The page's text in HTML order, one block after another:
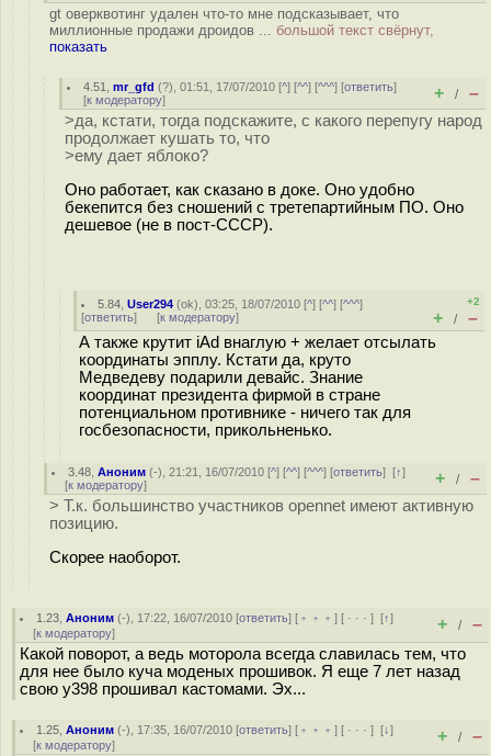
gt оверквотинг удален что-то мне подсказывает, что
миллионные продажи дроидов ... большой текст свёрнут,
показать
4.51 ,mr_gfd (?), 01:51, 17/07/2010 [^] [^^] [^^^] [ответить]
[к модератору] + / –
>да, кстати, тогда подскажите, с какого перепугу народ
продолжает кушать то, что
>ему дает яблоко?
Оно работает, как сказано в доке. Оно удобно
бекепится без сношений с третепартийным ПО. Оно
дешевое (не в пост-СССР).
5.84 ,User294 (ok), 03:25, 18/07/2010 [^] [^^] [^^^]
[ответить] [к модератору]
+2
+ / –
А также крутит iAd внаглую + желает отсылать
координаты эпплу. Кстати да, круто
Медведеву подарили девайс. Знание
координат президента фирмой в стране
потенциальном противнике - ничего так для
госбезопасности, прикольненько.
3.48 ,Аноним (-), 21:21, 16/07/2010 [^] [^^] [^^^] [ответить][↑]
[к модератору] + / –
> Т.к. большинство участников opennet имеют активную
позицию.
Скорее наоборот.
1.23 ,Аноним (-), 17:22, 16/07/2010 [ответить] [ ﹢﹢﹢] [ · · ·][↑]
[к модератору] + / –
Какой поворот, а ведь моторола всегда славилась тем, что
для нее было куча моденых прошивок. Я еще 7 лет назад
свою у398 прошивал кастомами. Эх...
1.25 ,Аноним (-), 17:35, 16/07/2010 [ответить] [ ﹢﹢﹢] [ · · ·][↓]
[к модератору] + / –